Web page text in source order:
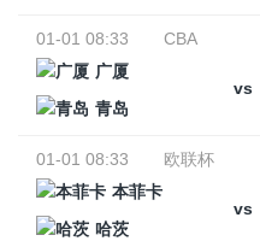
01-01 08:33
CBA
广厦
vs
青岛
01-01 08:33
欧联杯
本菲卡
vs
哈茨